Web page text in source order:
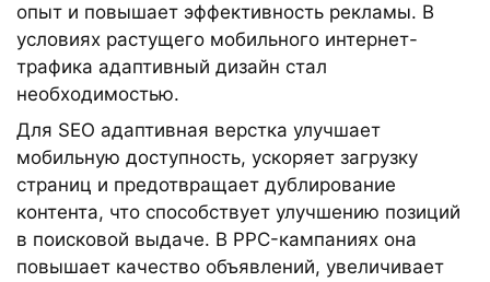
опыт и повышает эффективность рекламы. В
условиях растущего мобильного интернет-
трафика адаптивный дизайн стал
необходимостью.
Для SEO адаптивная верстка улучшает
мобильную доступность, ускоряет загрузку
страниц и предотвращает дублирование
контента, что способствует улучшению позиций
в поисковой выдаче. В PPC-кампаниях она
повышает качество объявлений, увеличивает